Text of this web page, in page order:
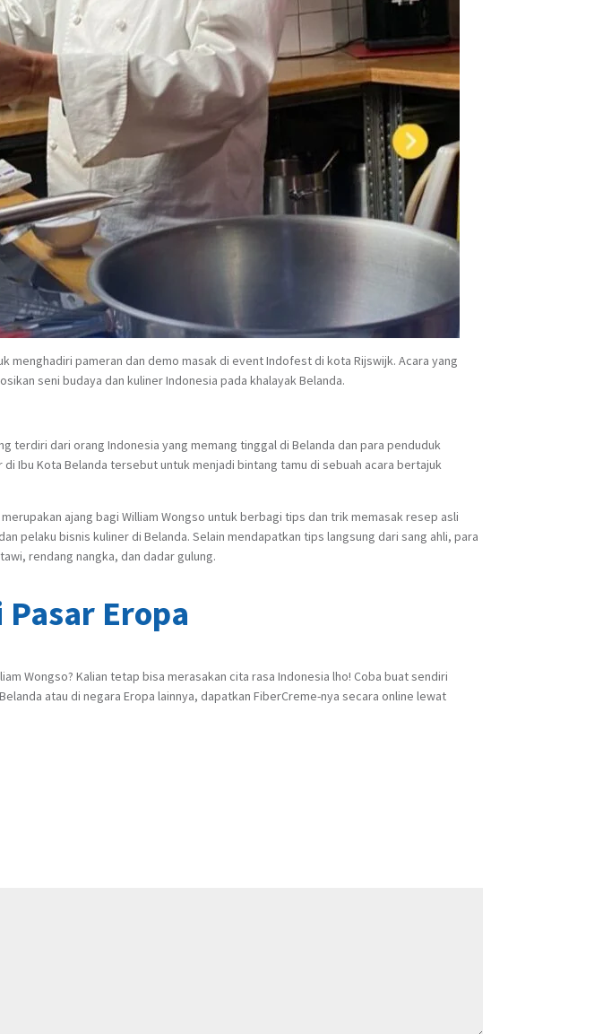
menghadiri pameran dan demo masak di event Indofest di kota Rijswijk. Acara yang
seni budaya dan kuliner Indonesia pada khalayak Belanda.
terdiri dari orang Indonesia yang memang tinggal di Belanda dan para penduduk
Ibu Kota Belanda tersebut untuk menjadi bintang tamu di sebuah acara bertajuk
ajang bagi William Wongso untuk berbagi tips dan trik memasak resep asli
pelaku bisnis kuliner di Belanda. Selain mendapatkan tips langsung dari sang ahli, para
rendang nangka, dan dadar gulung.
Eropa
Wongso? Kalian tetap bisa merasakan cita rasa Indonesia lho! Coba buat sendiri
atau di negara Eropa lainnya, dapatkan FiberCreme-nya secara online lewat